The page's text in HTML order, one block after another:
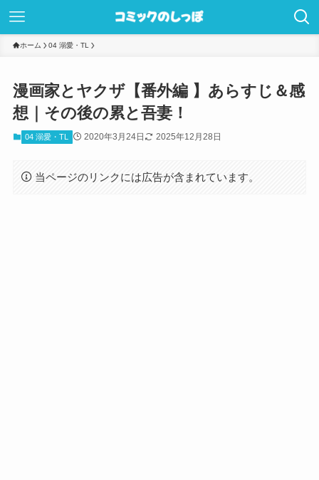
ホーム 04 溺愛・TL
漫画家とヤクザ【番外編 】あらすじ＆感
想｜その後の累と吾妻！
04 溺愛・TL 2020年3月24日 2025年12月28日
当ページのリンクには広告が含まれています。